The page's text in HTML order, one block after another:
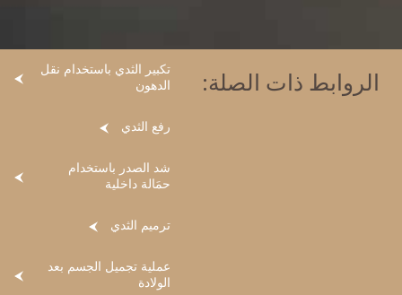
الروابط ذات الصلة:
تكبير الثدي باستخدام نقل
الدهون
رفع الثدي
شد الصدر باستخدام
حمَالة داخلية
ترميم الثدي
عملية تجميل الجسم بعد
الولادة